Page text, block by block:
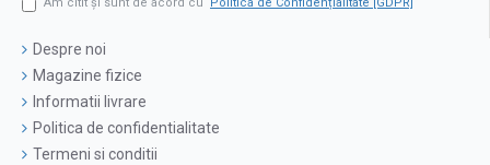
Despre noi
Magazine fizice
Informatii livrare
Politica de confidentialitate
Termeni si conditii